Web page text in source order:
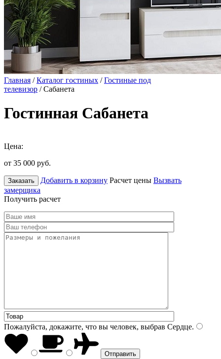
Главная /Каталог гостиных /Гостиные под
телевизор / Сабанета
Гостинная Сабанета
Цена:
от 35 000 руб.
Заказать Добавить в корзину Расчет цены Вызвать
замерщика
Получить расчет
Пожалуйста, докажите, что вы человек, выбрав Сердце.